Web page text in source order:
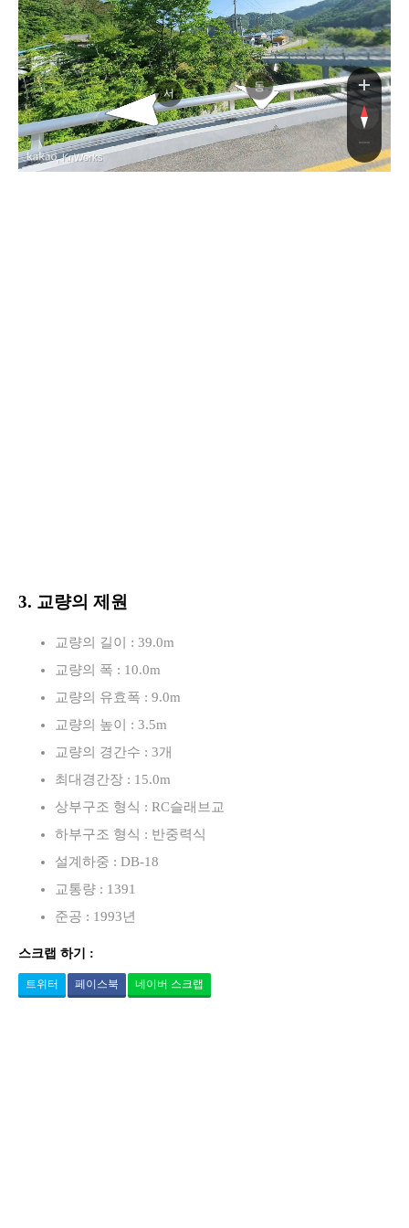
로
서
동
, KnWorks
3. 교량의 제원
교량의 길이 : 39.0m
교량의 폭 : 10.0m
교량의 유효폭 : 9.0m
교량의 높이 : 3.5m
교량의 경간수 : 3개
최대경간장 : 15.0m
상부구조 형식 : RC슬래브교
하부구조 형식 : 반중력식
설계하중 : DB-18
교통량 : 1391
준공 : 1993년
스크랩 하기 :
트위터 페이스북 네이버 스크랩